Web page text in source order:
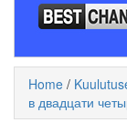
Home /
в двадцати